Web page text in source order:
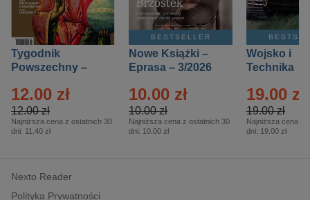
Tygodnik
Powszechny –
12.00 zł
12.00 zł
Najniższa cena z ostatnich 30
dni: 11.40 zł
BESTSELLER
Nowe Książki –
Eprasa – 3/2026
10.00 zł
10.00 zł
Najniższa cena z ostatnich 30
dni: 10.00 zł
Wojsko i
Technika
– 2/2026
19.00 zł
19.00 zł
Najniższa cena z
dni: 19.00 zł
Nexto Reader
Polityka Prywatności